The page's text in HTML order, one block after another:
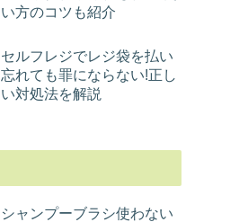
い方のコツも紹介
セルフレジでレジ袋を払い
忘れても罪にならない!正し
い対処法を解説
シャンプーブラシ使わない